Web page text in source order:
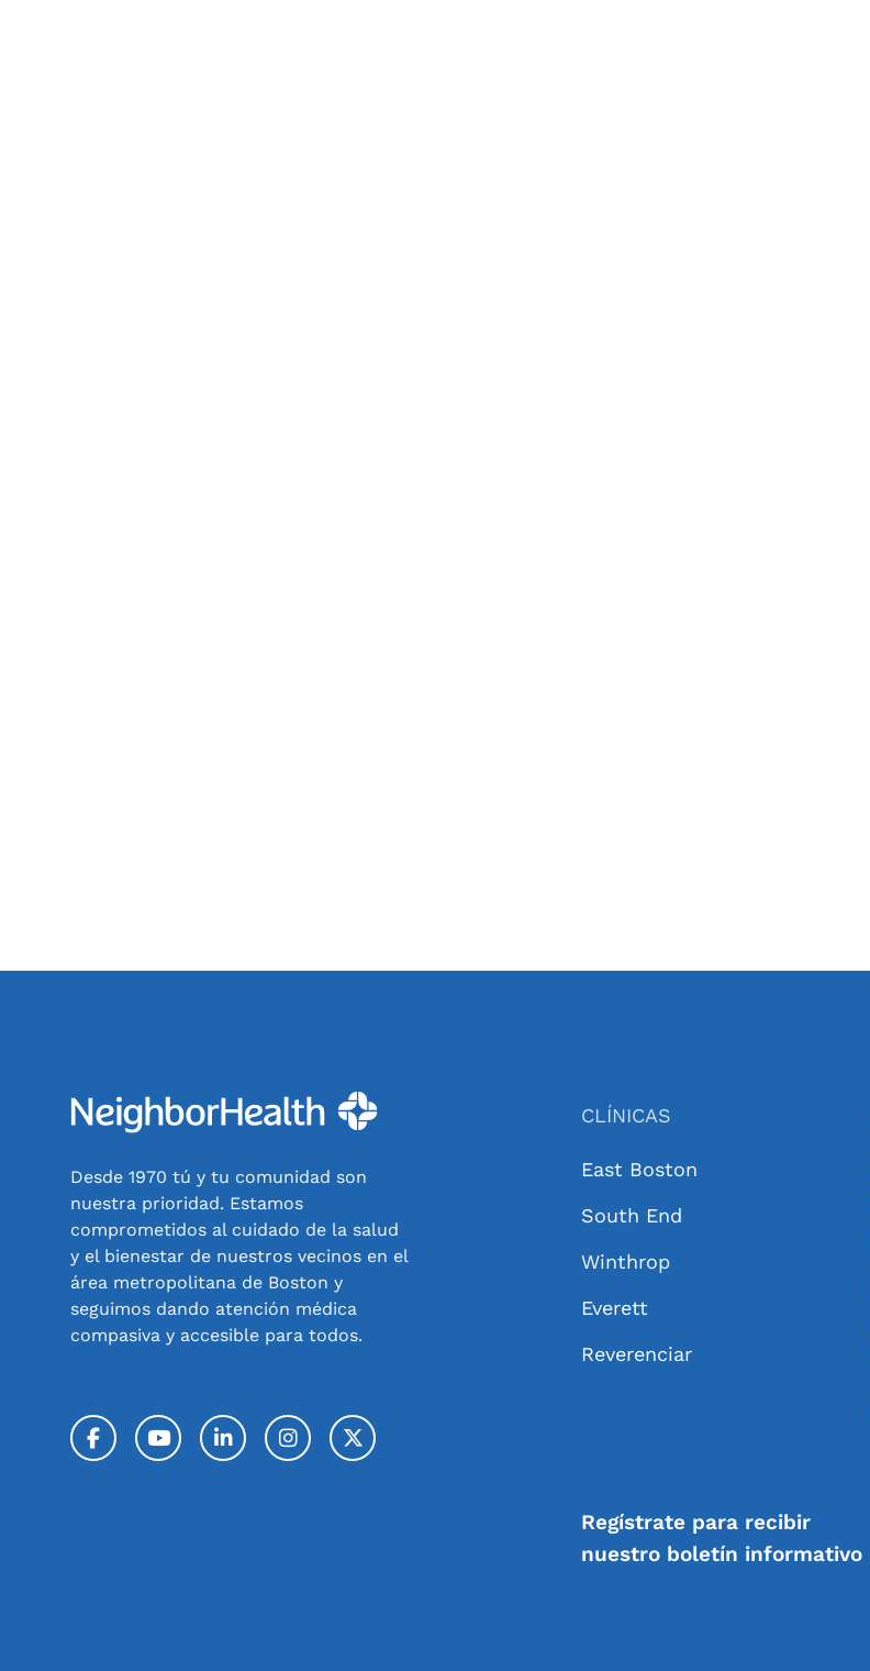
Desde 1970 tú y tu comunidad son
nuestra prioridad. Estamos
comprometidos al cuidado de la salud
y el bienestar de nuestros vecinos en el
área metropolitana de Boston y
seguimos dando atención médica
compasiva y accesible para todos.
FacebookYouTubeLinkedInInstagramTwitter / X
CLÍNICAS
East Boston
South End
Winthrop
Everett
Reverenciar
Regístrate para recibir
nuestro boletín informativo